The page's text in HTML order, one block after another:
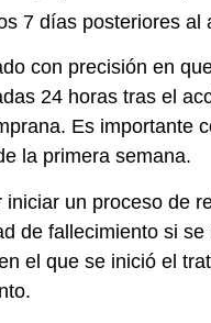
7 días posteriores al
con precisión en
24 horas tras el
Es importante
la primera semana.
un proceso de
de fallecimiento si
el que se inició el